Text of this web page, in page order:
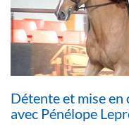
Détente et mise en
avec Pénélope